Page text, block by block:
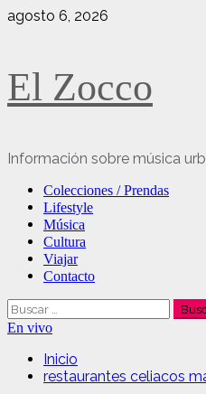
Saltar
agosto 6, 2026
El Zocco
Información sobre música
Menú
principal
Colecciones / Prendas
Lifestyle
Música
Cultura
Viajar
Contacto
Buscar:
En vivo
Inicio
restaurantes celiacos